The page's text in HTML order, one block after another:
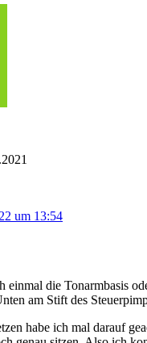
um 13:54
einmal die Tonarmbasis
am Stift des
habe ich mal darauf